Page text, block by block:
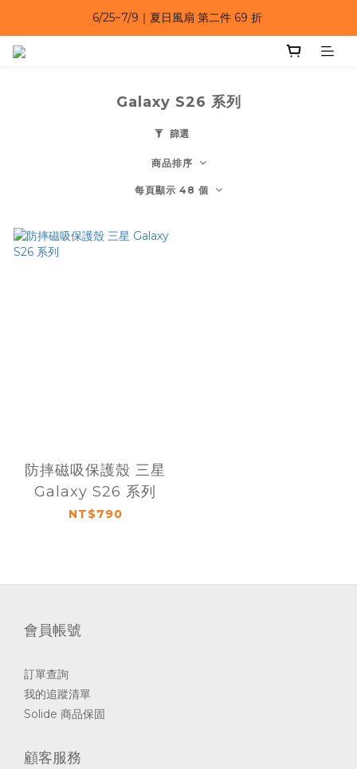
6/25~7/9｜夏日風扇 第二件 69 折
6/25~7/9｜夏日風扇 第二件 69 折
Galaxy S26 系列
篩選
商品排序
每頁顯示 48 個
防摔磁吸保護殼 三星
Galaxy S26 系列
NT$790
會員帳號
訂單查詢
我的追蹤清單
Solide 商品保固
顧客服務